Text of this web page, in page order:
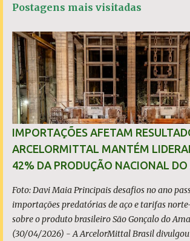
r
i
o
s
o
A
Postagens mais visitadas
IMPORTAÇÕES AFETAM
ARCELORMITTAL MANTÉM
42% DA PRODUÇÃO NACIONAL DO
Foto: Davi Maia Principais desafios no ano
importações predatórias de aço e tarifas
sobre o produto brasileiro São Gonçalo do
(30/04/2026) - A ArcelorMittal Brasil divulgou